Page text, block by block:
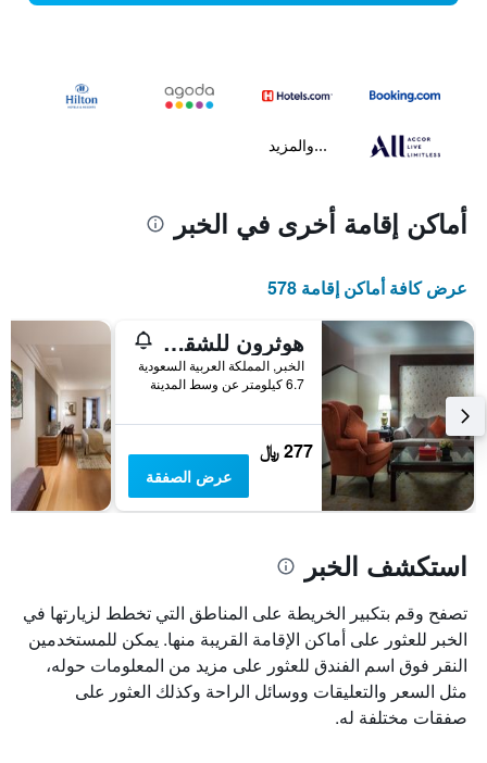
...والمزيد
أماكن إقامة أخرى في الخبر
عرض كافة أماكن إقامة 578
هوثرون للشقق الفندقية
الخبر, المملكة العربية السعودية
6.7 كيلومتر عن وسط المدينة
277 ﷼
عرض الصفقة
استكشف الخبر
تصفح وقم بتكبير الخريطة على المناطق التي تخطط لزيارتها في
الخبر للعثور على أماكن الإقامة القريبة منها. يمكن للمستخدمين
النقر فوق اسم الفندق للعثور على مزيد من المعلومات حوله،
مثل السعر والتعليقات ووسائل الراحة وكذلك العثور على
صفقات مختلفة له.